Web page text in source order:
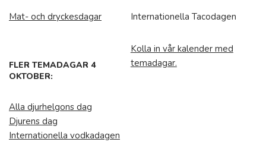
Mat- och dryckesdagar Internationella Tacodagen
FLER TEMADAGAR 4
OKTOBER:
Alla djurhelgons dag
Djurens dag
Internationella vodkadagen
Kolla in vår kalender med
temadagar.